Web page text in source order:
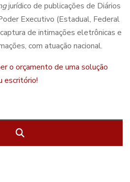
jurídico de publicações de Diários
Executivo (Estadual, Federal
de intimações eletrônicas e
com atuação nacional.
o orçamento de uma solução
escritório!